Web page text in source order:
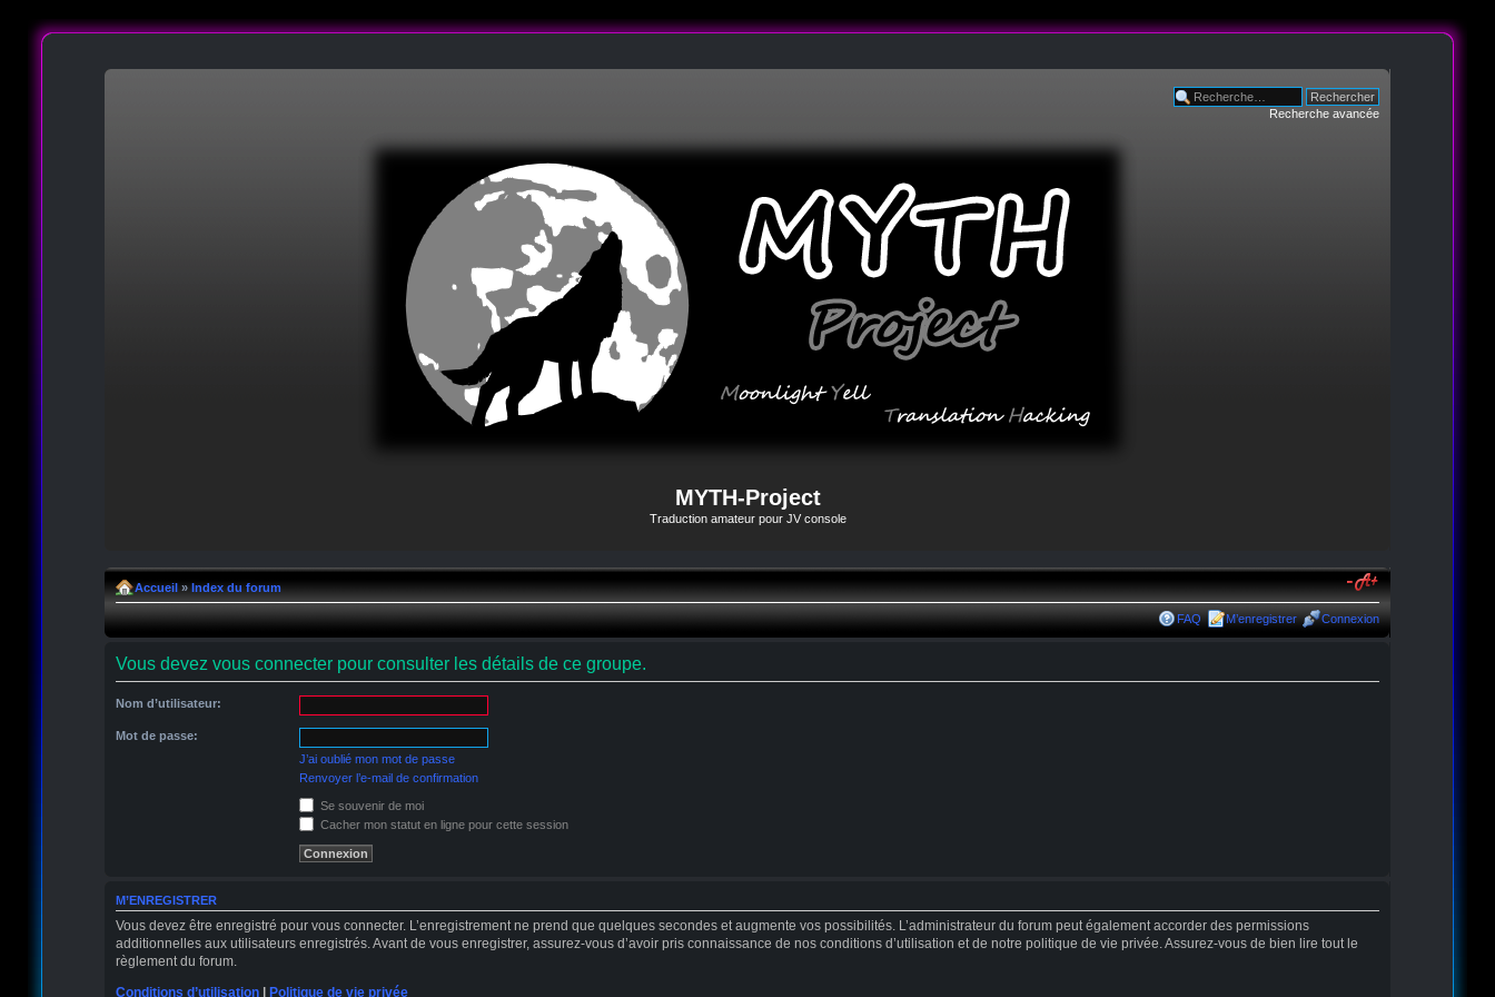
Recherche avancée
MYTH-Project
Traduction amateur pour JV console
Accueil» Index du forum
FAQ M’enregistrer Connexion
Vous devez vous connecter pour consulter les détails de ce groupe.
Nom d’utilisateur:
Mot de passe:
J’ai oublié mon mot de passe
Renvoyer l’e-mail de confirmation
Se souvenir de moi
Cacher mon statut en ligne pour cette session
M’ENREGISTRER
Vous devez être enregistré pour vous connecter. L’enregistrement ne prend que quelques secondes et augmente vos possibilités. L’administrateur du forum peut également accorder des permissions
additionnelles aux utilisateurs enregistrés. Avant de vous enregistrer, assurez-vous d’avoir pris connaissance de nos conditions d’utilisation et de notre politique de vie privée. Assurez-vous de bien lire tout le
règlement du forum.
Conditions d’utilisation| Politique de vie privée